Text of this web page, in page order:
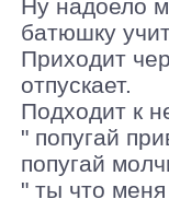
Ну надоело
батюшку
Приходит
отпускает.
Подходит к
" попугай
попугай
" ты что